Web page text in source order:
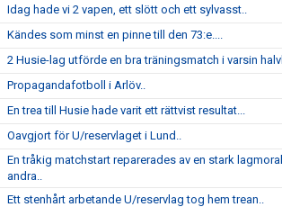
Idag hade vi 2 vapen, ett slött och ett sylvasst..
Kändes som minst en pinne till den 73:e....
2 Husie-lag utförde en bra träningsmatch i varsin
Propagandafotboll i Arlöv..
En trea till Husie hade varit ett rättvist resultat...
Oavgjort för U/reservlaget i Lund..
En tråkig matchstart reparerades av en stark
andra..
Ett stenhårt arbetande U/reservlag tog hem trean..